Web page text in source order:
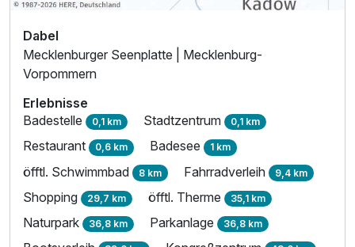
Dabel
Mecklenburger Seenplatte | Mecklenburg-
Vorpommern
Erlebnisse
Badestelle 0,1 km Stadtzentrum 0,1 km
Restaurant 0,6 km Badesee 1 km
öfftl. Schwimmbad 8 km Fahrradverleih 9,4 km
Shopping 29,7 km öfftl. Therme 35,1 km
Naturpark 36,8 km Parkanlage 36,8 km